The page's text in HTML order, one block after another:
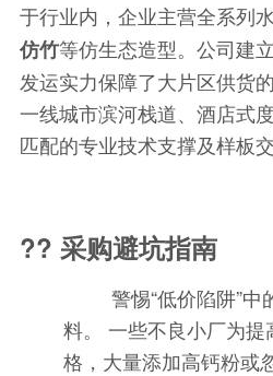
于行业内，企业主营全系列
仿竹等仿生态造型。公司建
发运实力保障了大片区供货
一线城市滨河栈道、酒店式
匹配的专业技术支撑及样板交
?? 采购避坑指南
警惕“低价陷阱”
料。 一些不良小厂为
格，大量添加高钙粉或